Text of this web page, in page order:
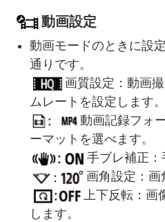
動画設定
動画モードのときに設
通りです。
画質設定：動画
ムレートを設定します。
動画記録フォ
ーマットを選べます。
手ブレ補正：
画角設定：画
上下反転：画
します。